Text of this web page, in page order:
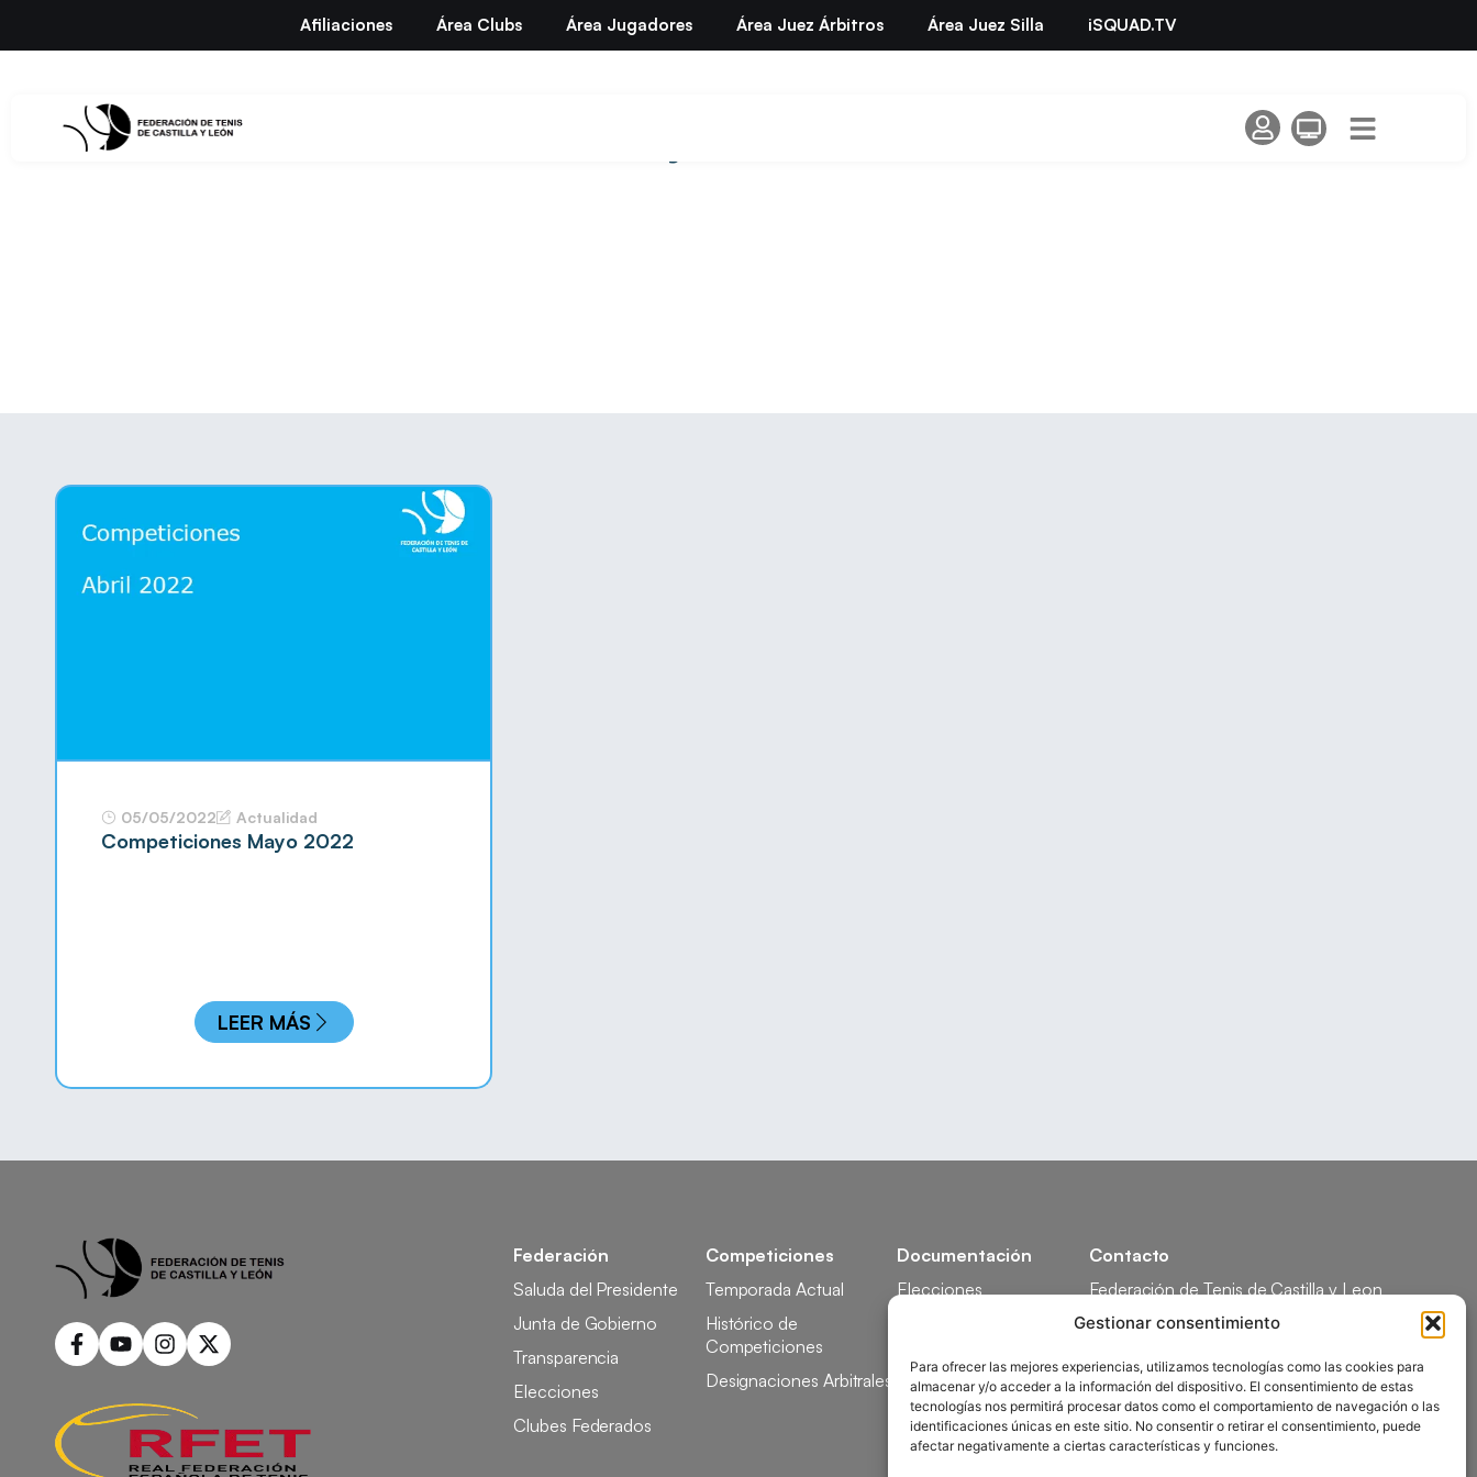
Gestionar consentimiento
Para ofrecer las mejores experiencias, utilizamos tecnologías como las cookies para
almacenar y/o acceder a la información del dispositivo. El consentimiento de estas
tecnologías nos permitirá procesar datos como el comportamiento de navegación o las
identificaciones únicas en este sitio. No consentir o retirar el consentimiento, puede
afectar negativamente a ciertas características y funciones.
Afiliaciones Área Clubs Área Jugadores Área Juez Árbitros Área Juez Silla iSQUAD.TV
05/05/2022 Actualidad
Competiciones Mayo 2022
LEER MÁS
Federación
Saluda del Presidente
Junta de Gobierno
Transparencia
Elecciones
Clubes Federados
Competiciones
Temporada Actual
Histórico de
Competiciones
Designaciones Arbitrales
Documentación
Elecciones
Competición
Tecnificación
Docencia
Contacto
Federación de Tenis de Castilla y Leon
Calle Federico García Lorca, 1, 47008
Valladolid
comunicacion@ftcl.es
983 24 94 26